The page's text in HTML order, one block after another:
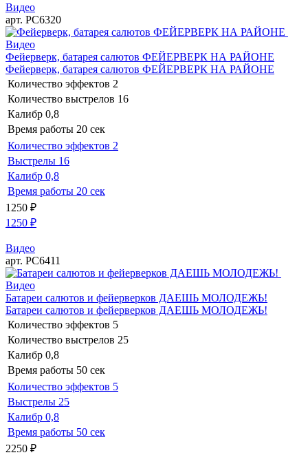
Видео
арт. РС6320
Видео
Фейерверк, батарея салютов ФЕЙЕРВЕРК НА РАЙОНЕ
Фейерверк, батарея салютов ФЕЙЕРВЕРК НА РАЙОНЕ
Количество эффектов 2
Количество выстрелов 16
Калибр 0,8
Время работы 20 сек
Количество эффектов 2
Выстрелы 16
Калибр 0,8
Время работы 20 сек
1250 ₽
1250 ₽
Видео
арт. РС6411
Видео
Батареи салютов и фейерверков ДАЕШЬ МОЛОДЕЖЬ!
Батареи салютов и фейерверков ДАЕШЬ МОЛОДЕЖЬ!
Количество эффектов 5
Количество выстрелов 25
Калибр 0,8
Время работы 50 сек
Количество эффектов 5
Выстрелы 25
Калибр 0,8
Время работы 50 сек
2250 ₽